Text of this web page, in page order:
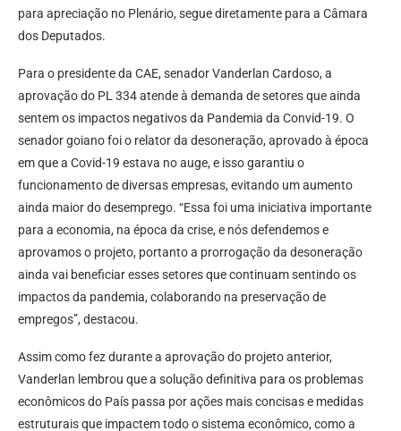
para apreciação no Plenário, segue diretamente para a Câmara
dos Deputados.
Para o presidente da CAE, senador Vanderlan Cardoso, a
aprovação do PL 334 atende à demanda de setores que ainda
sentem os impactos negativos da Pandemia da Convid-19. O
senador goiano foi o relator da desoneração, aprovado à época
em que a Covid-19 estava no auge, e isso garantiu o
funcionamento de diversas empresas, evitando um aumento
ainda maior do desemprego. “Essa foi uma iniciativa importante
para a economia, na época da crise, e nós defendemos e
aprovamos o projeto, portanto a prorrogação da desoneração
ainda vai beneficiar esses setores que continuam sentindo os
impactos da pandemia, colaborando na preservação de
empregos”, destacou.
Assim como fez durante a aprovação do projeto anterior,
Vanderlan lembrou que a solução definitiva para os problemas
econômicos do País passa por ações mais concisas e medidas
estruturais que impactem todo o sistema econômico, como a